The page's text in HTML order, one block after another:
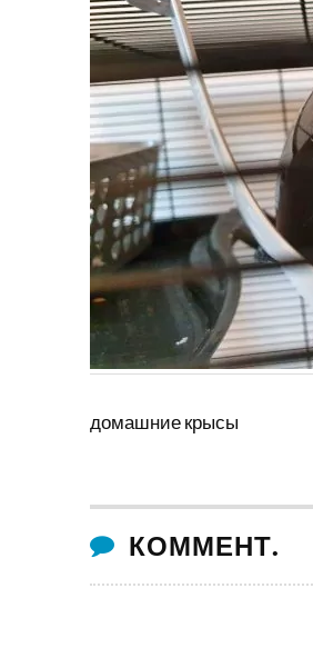
домашние крысы
КОММЕНТ.